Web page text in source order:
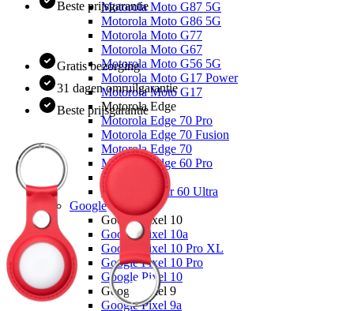
Motorola Moto G87 5G
Motorola Moto G86 5G
Motorola Moto G77
Motorola Moto G67
Motorola Moto G56 5G
Motorola Moto G17 Power
Motorola Moto G17
Motorola Edge
Motorola Edge 70 Pro
Motorola Edge 70 Fusion
Motorola Edge 70
Motorola Edge 60 Pro
Overige
Motorola Razr 60 Ultra
Google
Google Pixel 10
Google Pixel 10a
Google Pixel 10 Pro XL
Google Pixel 10 Pro
Google Pixel 10
Google Pixel 9
Google Pixel 9a
Beste prijsgarantie
Gratis bezorging
31 dagen omruilgarantie
Beste prijsgarantie